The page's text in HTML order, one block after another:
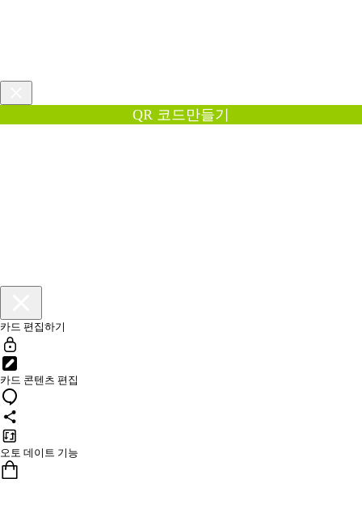
QR 코드만들기
카드 편집하기
카드 콘텐츠 편집
오토 데이트 기능